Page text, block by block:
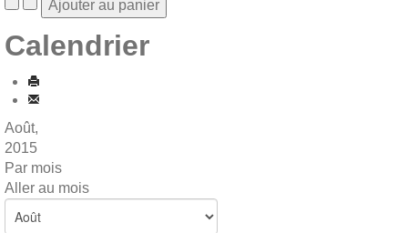
Calendrier
Août,
2015
Par mois
Aller au mois